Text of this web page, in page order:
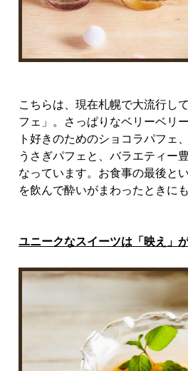
こちらは、現在札幌で大流行し
フェ」。さっぱりなベリーベリ
ト好きのためのショコラパフェ
うさぎパフェと、バラエティー
なっています。お食事の最後と
を飲んで酔いがまわったときに
ユニークなスイーツは「映え」